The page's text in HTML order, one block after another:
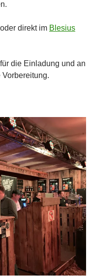
oder direkt im Blesius
die Einladung und an